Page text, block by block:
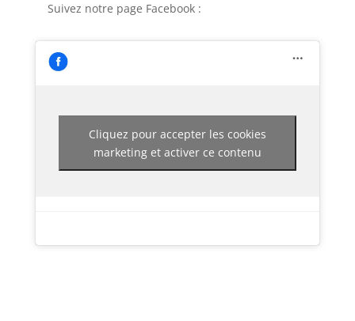
Suivez notre page Facebook :
Cliquez pour accepter les cookies
marketing et activer ce contenu